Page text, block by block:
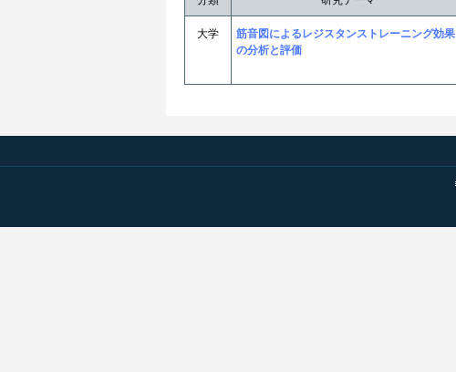
大学
筋音図によるレジスタンストレーニング効果
の分析と評価